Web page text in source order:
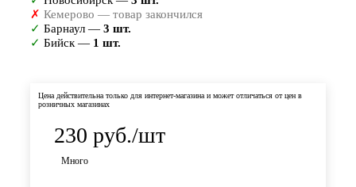
✗ Кемерово — товар закончился
✓ Барнаул — 3 шт.
✓ Бийск — 1 шт.
Цена действительна только для интернет-магазина и может отличаться от цен в
розничных магазинах
230 руб./шт
Много